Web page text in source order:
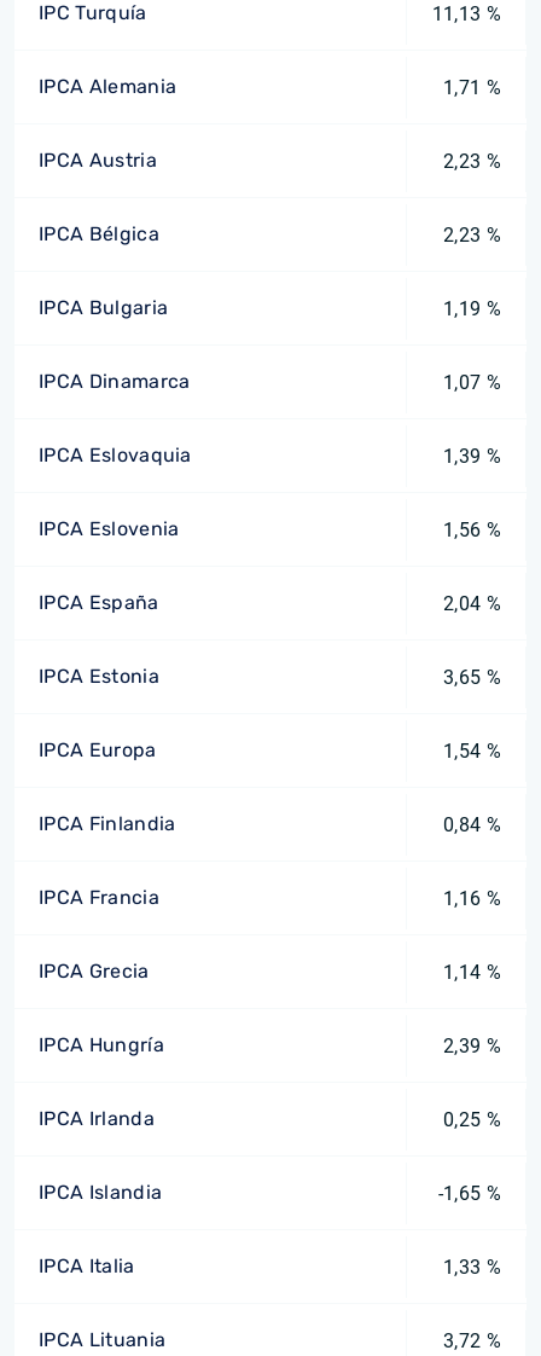
IPC Turquía 11,13 %
IPCA Alemania 1,71 %
IPCA Austria 2,23 %
IPCA Bélgica 2,23 %
IPCA Bulgaria 1,19 %
IPCA Dinamarca 1,07 %
IPCA Eslovaquia 1,39 %
IPCA Eslovenia 1,56 %
IPCA España 2,04 %
IPCA Estonia 3,65 %
IPCA Europa 1,54 %
IPCA Finlandia 0,84 %
IPCA Francia 1,16 %
IPCA Grecia 1,14 %
IPCA Hungría 2,39 %
IPCA Irlanda 0,25 %
IPCA Islandia -1,65 %
IPCA Italia 1,33 %
IPCA Lituania 3,72 %